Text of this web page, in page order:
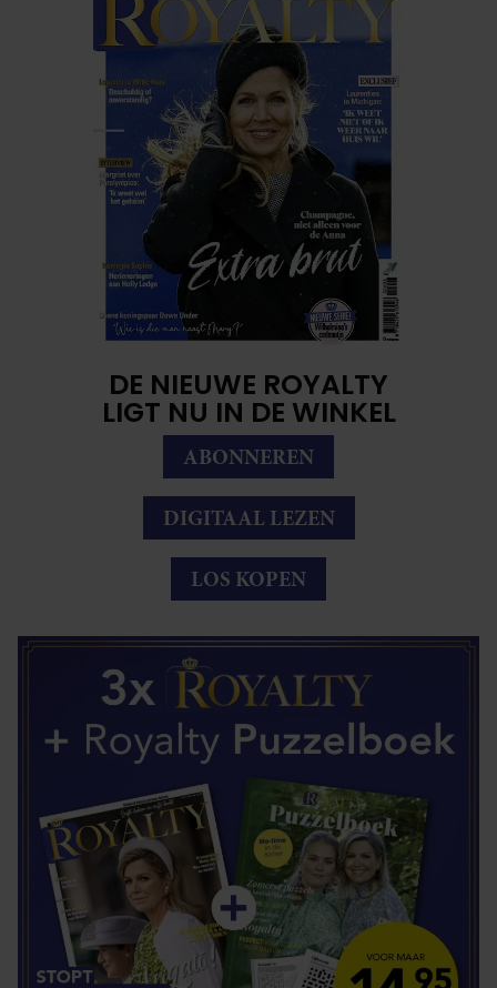
DE NIEUWE ROYALTY
LIGT NU IN DE WINKEL
ABONNEREN
DIGITAAL LEZEN
LOS KOPEN